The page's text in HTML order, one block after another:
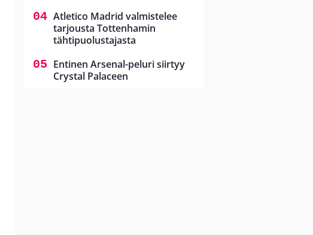
Atletico Madrid valmistelee
tarjousta Tottenhamin
tähtipuolustajasta
Entinen Arsenal-peluri siirtyy
Crystal Palaceen